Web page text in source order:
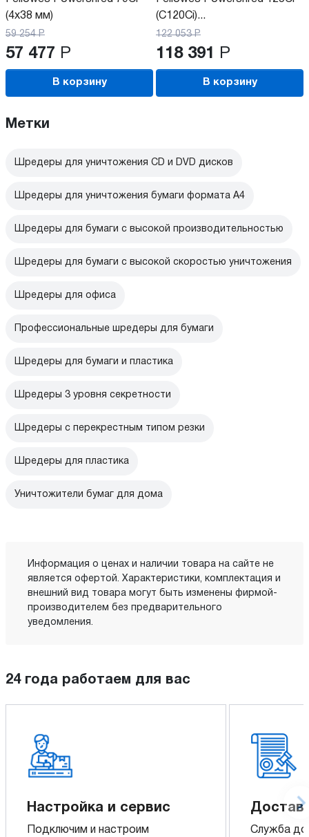
(4x38 мм)
59 254 Р
57 477 Р
В корзину
(C120Ci)...
122 053 Р
118 391 Р
В корзину
Метки
Шредеры для уничтожения CD и DVD дисков
Шредеры для уничтожения бумаги формата А4
Шредеры для бумаги с высокой производительностью
Шредеры для бумаги с высокой скоростью уничтожения
Шредеры для офиса
Профессиональные шредеры для бумаги
Шредеры для бумаги и пластика
Шредеры 3 уровня секретности
Шредеры с перекрестным типом резки
Шредеры для пластика
Уничтожители бумаг для дома
Информация о ценах и наличии товара на сайте не
является офертой. Характеристики, комплектация и
внешний вид товара могут быть изменены фирмой-
производителем без предварительного
уведомления.
24 года работаем для вас
Настройка и сервис
Подключим и настроим
Служба